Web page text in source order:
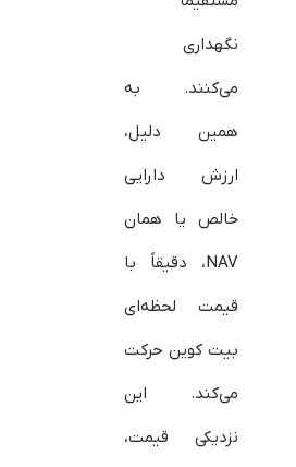
نگهداری
می‌کنند. به
همین دلیل،
ارزش دارایی
خالص یا همان
NAV، دقیقاً با
قیمت لحظه‌ای
بیت‌ کوین حرکت
می‌کند. این
نزدیکی قیمت،